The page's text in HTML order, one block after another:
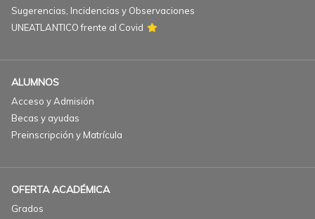
Sugerencias, Incidencias y Observaciones
UNEATLANTICO frente al Covid
ALUMNOS
Acceso y Admisión
Becas y ayudas
Preinscripción y Matrícula
OFERTA ACADÉMICA
Grados